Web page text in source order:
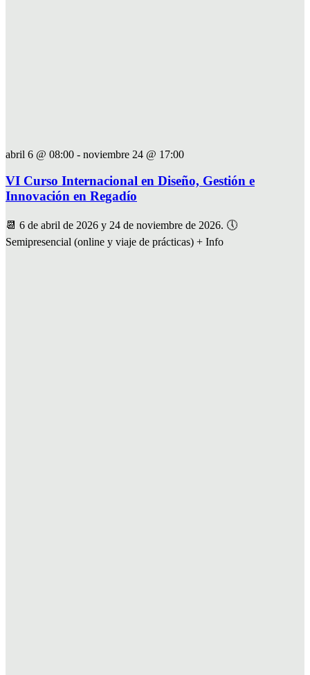
abril 6 @ 08:00 - noviembre 24 @ 17:00
VI Curso Internacional en Diseño, Gestión e
Innovación en Regadío
📆 6 de abril de 2026 y 24 de noviembre de 2026. 🕔
Semipresencial (online y viaje de prácticas) + Info